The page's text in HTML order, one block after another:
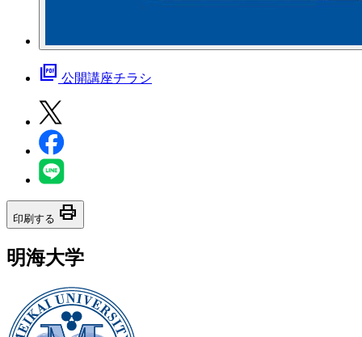
picture_as_pdf 公開講座チラシ
印刷する print
明海大学